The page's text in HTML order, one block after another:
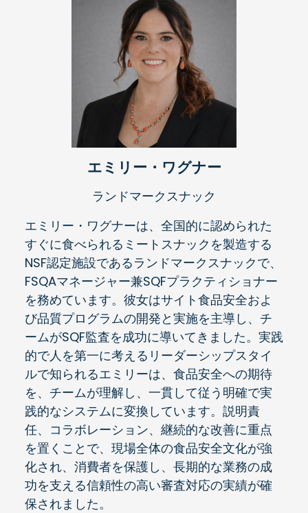
エミリー・ワグナー
ランドマークスナック
エミリー・ワグナーは、全国的に認められた
すぐに食べられるミートスナックを製造する
NSF認定施設であるランドマークスナックで、
FSQAマネージャー兼SQFプラクティショナー
を務めています。彼女はサイト食品安全およ
び品質プログラムの開発と実施を主導し、チ
ームがSQF監査を成功に導いてきました。実践
的で人を第一に考えるリーダーシップスタイ
ルで知られるエミリーは、食品安全への期待
を、チームが理解し、一貫して従う明確で実
践的なシステムに変換しています。説明責
任、コラボレーション、継続的な改善に重点
を置くことで、現場全体の食品安全文化が強
化され、消費者を保護し、長期的な業務の成
功を支える信頼性の高い審査対応の実績が確
保されました。